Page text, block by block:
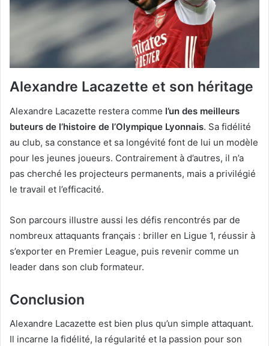
Alexandre Lacazette et son héritage
Alexandre Lacazette restera comme l’un des meilleurs
buteurs de l’histoire de l’Olympique Lyonnais. Sa fidélité
au club, sa constance et sa longévité font de lui un modèle
pour les jeunes joueurs. Contrairement à d’autres, il n’a
pas cherché les projecteurs permanents, mais a privilégié
le travail et l’efficacité.
Son parcours illustre aussi les défis rencontrés par de
nombreux attaquants français : briller en Ligue 1, réussir à
s’exporter en Premier League, puis revenir comme un
leader dans son club formateur.
Conclusion
Alexandre Lacazette est bien plus qu’un simple attaquant.
Il incarne la fidélité, la régularité et la passion pour son